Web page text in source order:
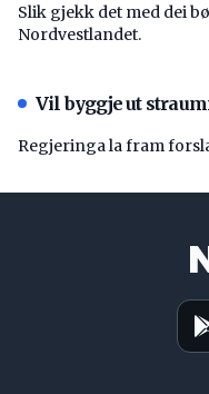
Slik gjekk det med dei
Nordvestlandet.
Vil byggje ut
Regjeringa la fram